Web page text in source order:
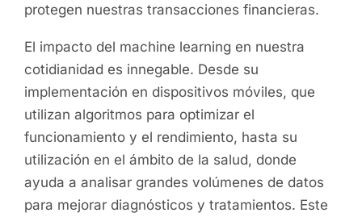
protegen nuestras transacciones financieras.
El impacto del machine learning en nuestra
cotidianidad es innegable. Desde su
implementación en dispositivos móviles, que
utilizan algoritmos para optimizar el
funcionamiento y el rendimiento, hasta su
utilización en el ámbito de la salud, donde
ayuda a analisar grandes volúmenes de datos
para mejorar diagnósticos y tratamientos. Este